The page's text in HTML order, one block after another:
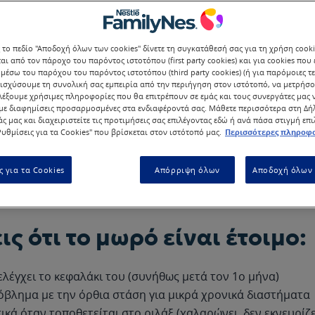
Ηλικία Μπαίνει το Μωρό
παιδίατροι και ειδικοί συμφωνούν:
, εφόσον το ριλάξ έχει ανακλινόμενη θέση και
κεφαλιού και σώματος.
ότι το μωρό είναι έτοιμο:
το κεφαλάκι του (συνήθως μετά τον 1ο μήνα)
με την όρθια στάση για μικρά χρονικά διαστήματα
το πεδίο "Αποδοχή όλων των cookies" δίνετε τη συγκατάθεσή σας για τη χρήση
από τον πάροχο του παρόντος ιστοτόπου (first party cookies) και για cookies που
του παρόχου του παρόντος ιστοτόπου (third party cookies) (ή για παρόμοιες
τη συνολική σας εμπειρία από την περιήγηση στον ιστότοπό, να
χρήσιμες πληροφορίες που θα επιτρέπουν σε εμάς και τους συνεργάτες μας
διαφημίσεις προσαρμοσμένες στα ενδιαφέροντά σας. Μάθετε περισσότερα στη
μας και διαχειριστείτε τις προτιμήσεις σας επιλέγοντας εδώ ή ανά πάσα στιγμή
για τα Cookies" που βρίσκεται στον ιστότοπό μας. Περισσότερες
για τα Cookies Απόρριψη όλων Αποδοχή όλων